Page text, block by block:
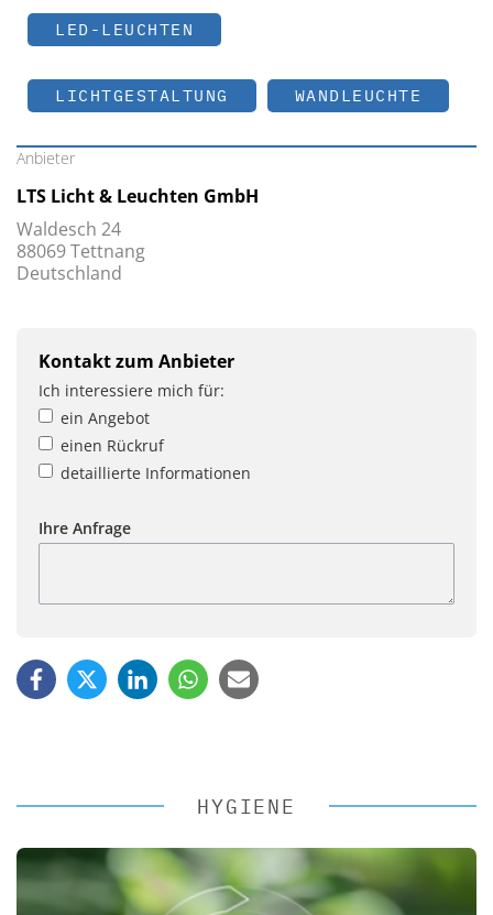
LED-LEUCHTEN
LICHTGESTALTUNG WANDLEUCHTE
Anbieter
LTS Licht & Leuchten GmbH
Waldesch 24
88069 Tettnang
Deutschland
Kontakt zum Anbieter
Ich interessiere mich für:
ein Angebot
einen Rückruf
detaillierte Informationen
Ihre Anfrage
HYGIENE